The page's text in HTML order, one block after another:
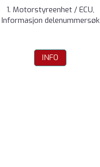
1. Motorstyreenhet / ECU,
Informasjon delenummersøk
INFO